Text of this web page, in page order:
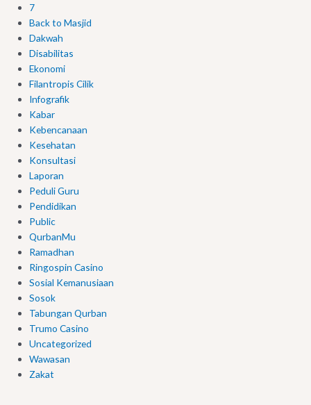
7
Back to Masjid
Dakwah
Disabilitas
Ekonomi
Filantropis Cilik
Infografik
Kabar
Kebencanaan
Kesehatan
Konsultasi
Laporan
Peduli Guru
Pendidikan
Public
QurbanMu
Ramadhan
Ringospin Casino
Sosial Kemanusiaan
Sosok
Tabungan Qurban
Trumo Casino
Uncategorized
Wawasan
Zakat